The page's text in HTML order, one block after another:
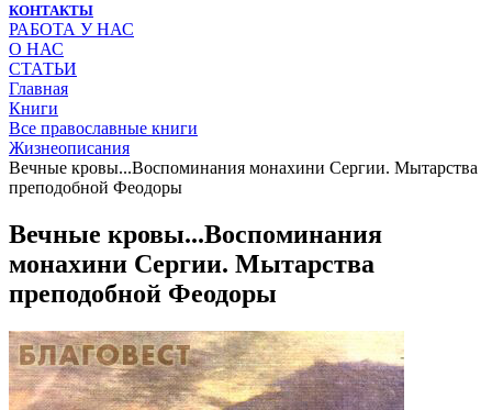
КОНТАКТЫ
РАБОТА У НАС
О НАС
СТАТЬИ
Главная
Книги
Все православные книги
Жизнеописания
Вечные кровы...Воспоминания монахини Сергии. Мытарства
преподобной Феодоры
Вечные кровы...Воспоминания
монахини Сергии. Мытарства
преподобной Феодоры